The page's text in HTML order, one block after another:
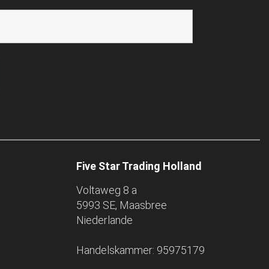
Five Star Trading Holland
Voltaweg 8 a
5993 SE, Maasbree
Niederlande
Handelskammer: 95975179